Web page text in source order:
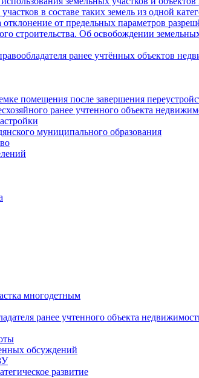
в составе таких земель из одной
от предельных параметров
строительства. Об освобождении
ранее учтённых объектов
помещения после завершения
ранее учтенного объекта
муниципального образования
многодетным
ранее учтенного объекта
обсуждений
развитие